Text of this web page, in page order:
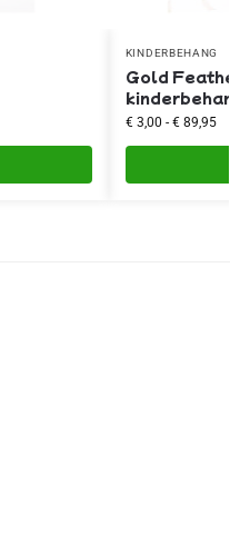
KINDERBEHANG
Gold
€3,00 - €89,95